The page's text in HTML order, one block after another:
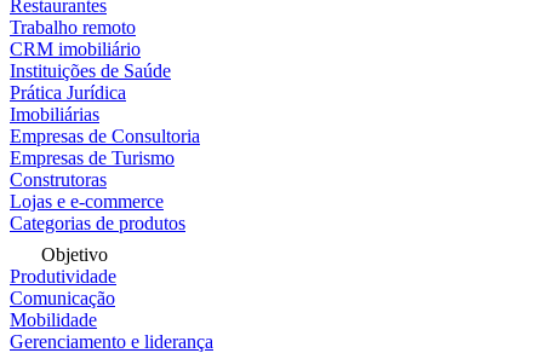
Restaurantes
Trabalho remoto
CRM imobiliário
Instituições de Saúde
Prática Jurídica
Imobiliárias
Empresas de Consultoria
Empresas de Turismo
Construtoras
Lojas e e-commerce
Categorias de produtos
Objetivo
Produtividade
Comunicação
Mobilidade
Gerenciamento e liderança